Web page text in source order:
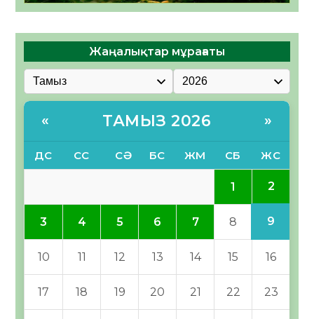
Жаңалықтар мұрағаты
« ТАМЫЗ 2026 »
ДС СС СӘ БС ЖМ СБ ЖС
1 2
3 4 5 6 7 8 9
10 11 12 13 14 15 16
17 18 19 20 21 22 23